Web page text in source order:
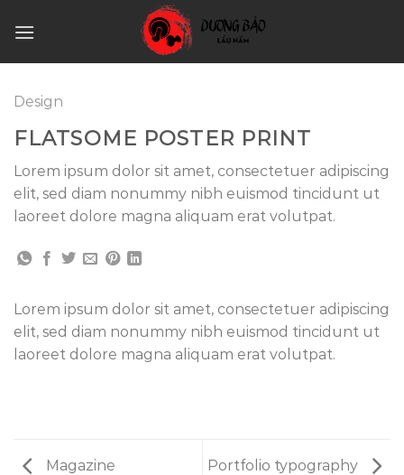
Design
FLATSOME POSTER PRINT
Lorem ipsum dolor sit amet, consectetuer adipiscing
elit, sed diam nonummy nibh euismod tincidunt ut
laoreet dolore magna aliquam erat volutpat.
Lorem ipsum dolor sit amet, consectetuer adipiscing
elit, sed diam nonummy nibh euismod tincidunt ut
laoreet dolore magna aliquam erat volutpat.
Magazine Portfolio typography